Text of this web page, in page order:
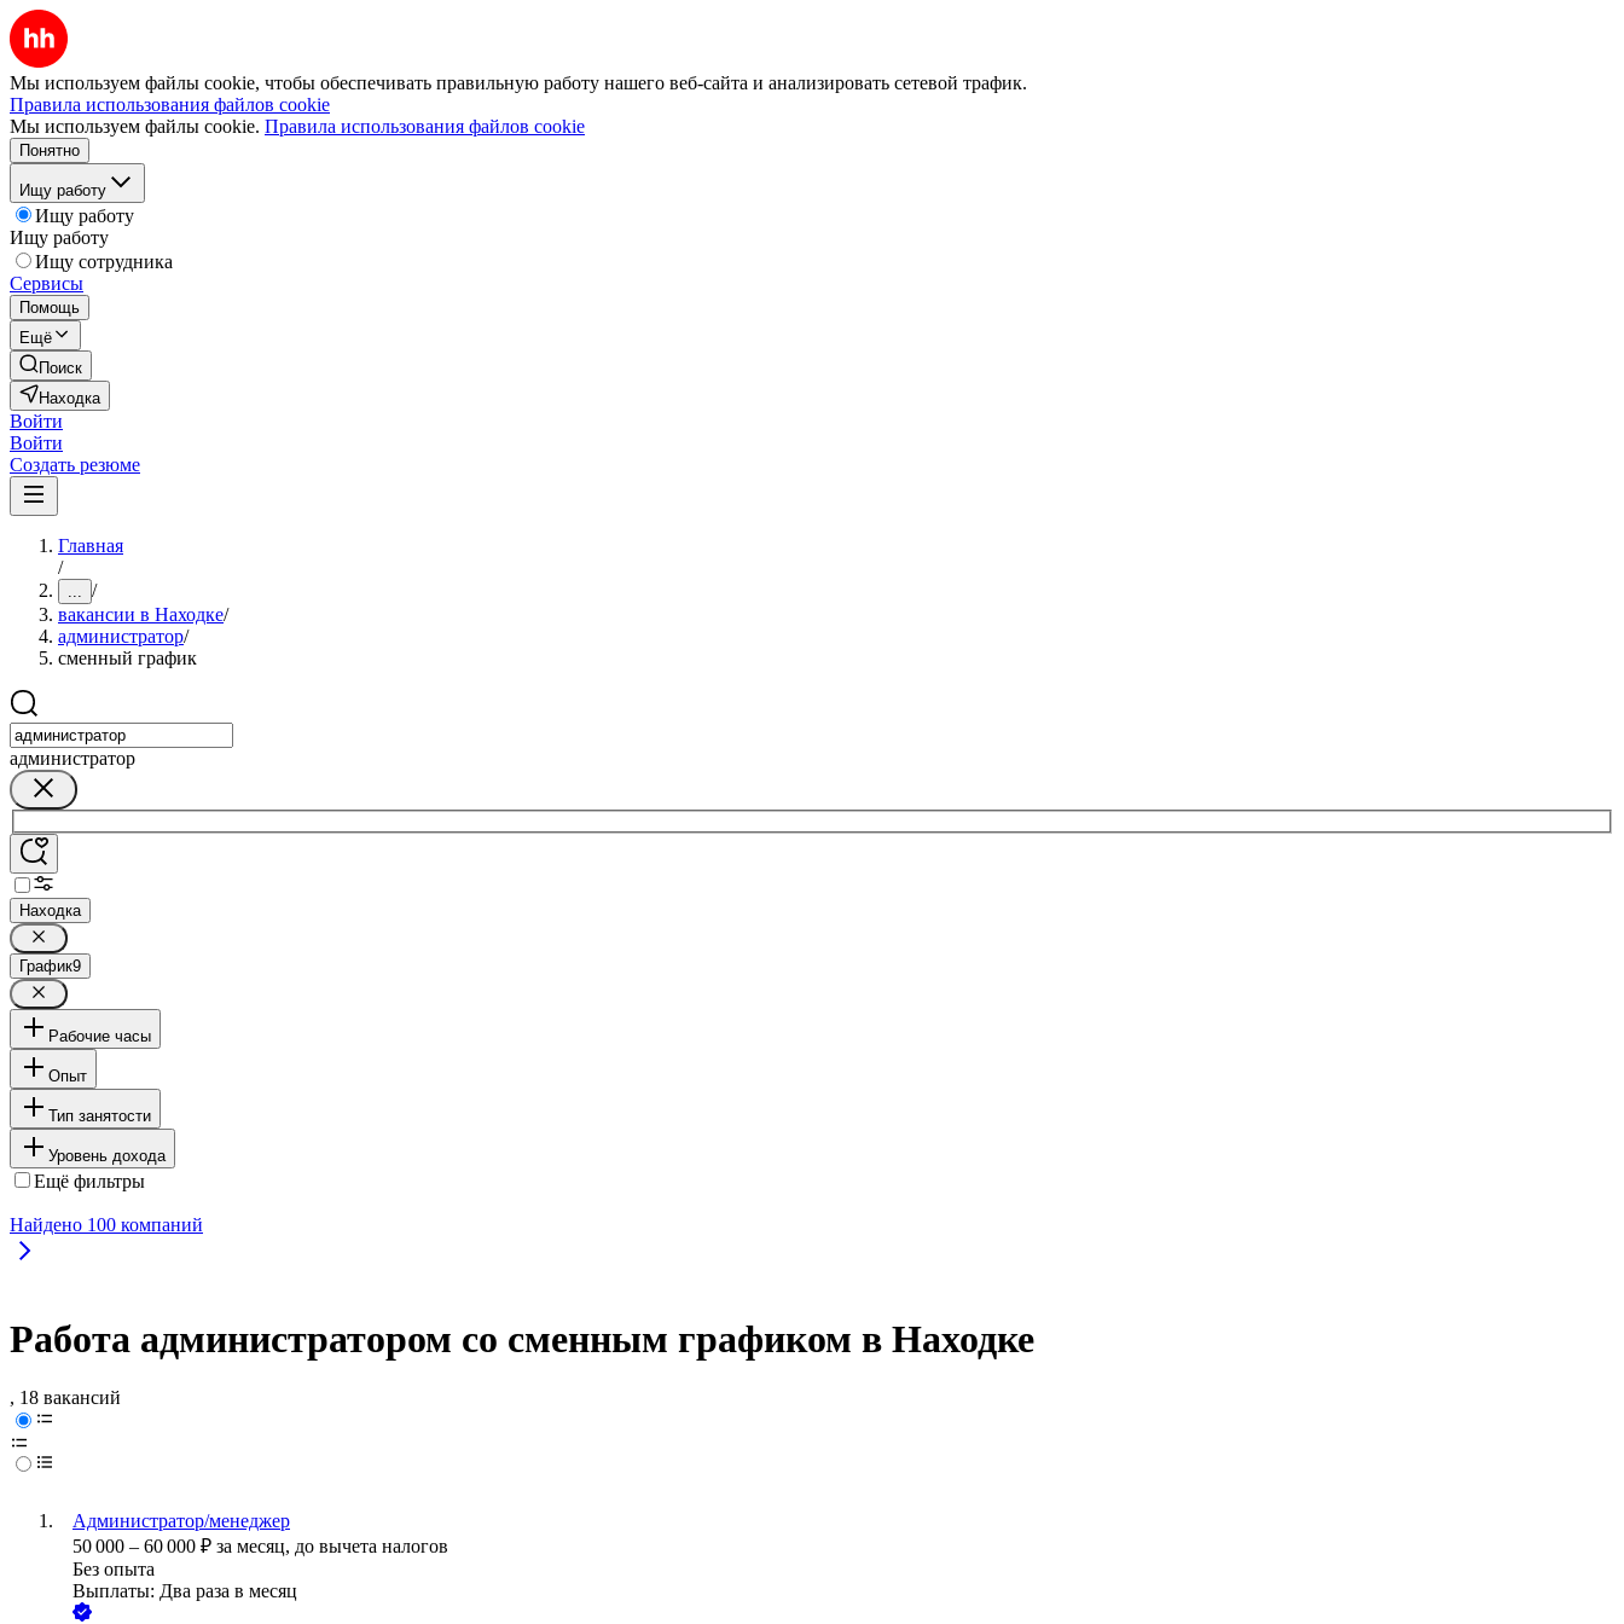
Мы используем файлы cookie, чтобы обеспечивать правильную работу нашего веб-сайта и анализировать сетевой трафик.
Правила использования файлов cookie
Мы используем файлы cookie. Правила использования файлов cookie
Понятно
Ищу работу
Ищу работу
Ищу работу
Ищу сотрудника
Сервисы
Помощь
Ещё
Поиск
Находка
Войти
Войти
Создать резюме
Главная
/
... /
вакансии в Находке/
администратор/
сменный график
администратор
Находка
График9
Рабочие часы
Опыт
Тип занятости
Уровень дохода
Ещё фильтры
Найдено 100 компаний
Работа администратором со сменным графиком в Находке
, 18 вакансий
Администратор/менеджер
50 000 – 60 000 ₽ за месяц, до вычета налогов
Без опыта
Выплаты: Два раза в месяц